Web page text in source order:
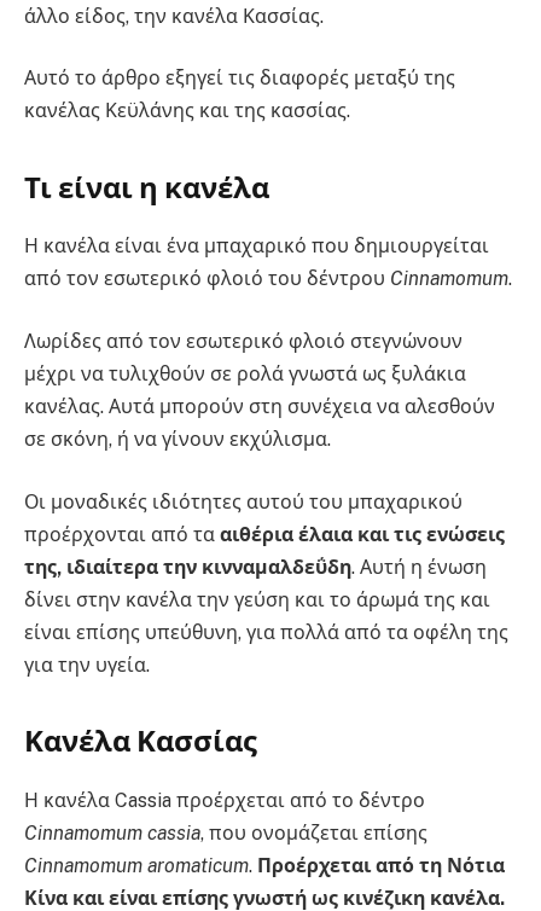
άλλο είδος, την κανέλα Κασσίας.
Αυτό το άρθρο εξηγεί τις διαφορές μεταξύ της
κανέλας Κεϋλάνης και της κασσίας.
Τι είναι η κανέλα
Η κανέλα είναι ένα μπαχαρικό που δημιουργείται
από τον εσωτερικό φλοιό του δέντρου Cinnamomum.
Λωρίδες από τον εσωτερικό φλοιό στεγνώνουν
μέχρι να τυλιχθούν σε ρολά γνωστά ως ξυλάκια
κανέλας. Αυτά μπορούν στη συνέχεια να αλεσθούν
σε σκόνη, ή να γίνουν εκχύλισμα.
Οι μοναδικές ιδιότητες αυτού του μπαχαρικού
προέρχονται από τα αιθέρια έλαια και τις ενώσεις
της, ιδιαίτερα την κινναμαλδεΰδη. Αυτή η ένωση
δίνει στην κανέλα την γεύση και το άρωμά της και
είναι επίσης υπεύθυνη, για πολλά από τα οφέλη της
για την υγεία.
Κανέλα Κασσίας
Η κανέλα Cassia προέρχεται από το δέντρο
Cinnamomum cassia, που ονομάζεται επίσης
Cinnamomum aromaticum. Προέρχεται από τη Νότια
Κίνα και είναι επίσης γνωστή ως κινέζικη κανέλα.